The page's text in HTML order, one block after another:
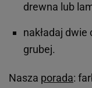
drewna lub
nakładaj
grubej.
Nasza porada: